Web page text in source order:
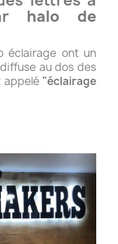
halo de
éclairage ont un
au dos des
appelé "éclairage